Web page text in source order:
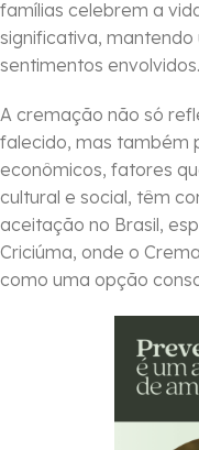
famílias celebrem a
significativa,
sentimentos envolvidos.
A cremação não só
falecido, mas também
econômicos, fatores
cultural e social, têm
aceitação no Brasil,
Criciúma, onde o
como uma opção